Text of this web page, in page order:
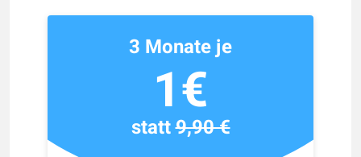
3 Monate je
1€
statt9,90 €